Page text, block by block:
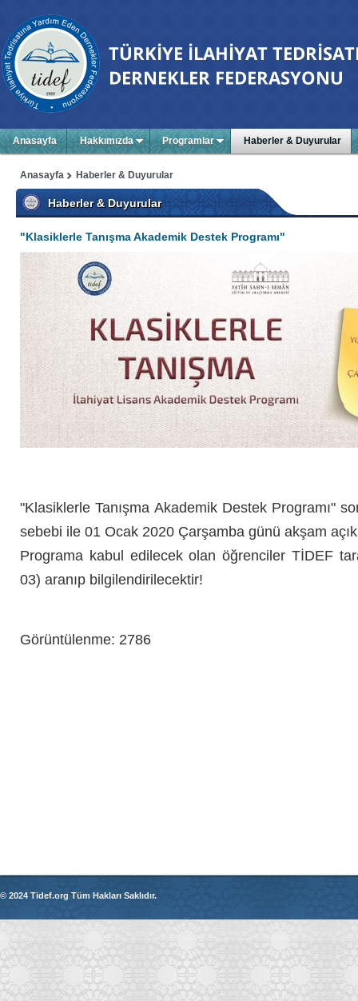
Anasayfa Hakkımızda Programlar Haberler & Duyurular
Haberler & Duyurular
Anasayfa
Haberler & Duyurular
"Klasiklerle Tanışma Akademik Destek Programı"
"Klasiklerle Tanışma Akademik Destek Programı"
sebebi ile 01 Ocak 2020 Çarşamba günü akşam
Programa kabul edilecek olan öğrenciler TİDEF
03) aranıp bilgilendirilecektir!
Görüntülenme: 2786
© 2024 Tidef.org Tüm Hakları Saklıdır.